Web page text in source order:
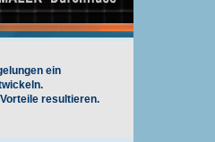
ein
resultieren.